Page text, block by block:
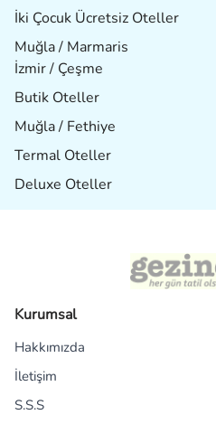
İki Çocuk Ücretsiz Oteller
Muğla / Marmaris
İzmir / Çeşme
Butik Oteller
Muğla / Fethiye
Termal Oteller
Deluxe Oteller
Kurumsal
Hakkımızda
İletişim
S.S.S